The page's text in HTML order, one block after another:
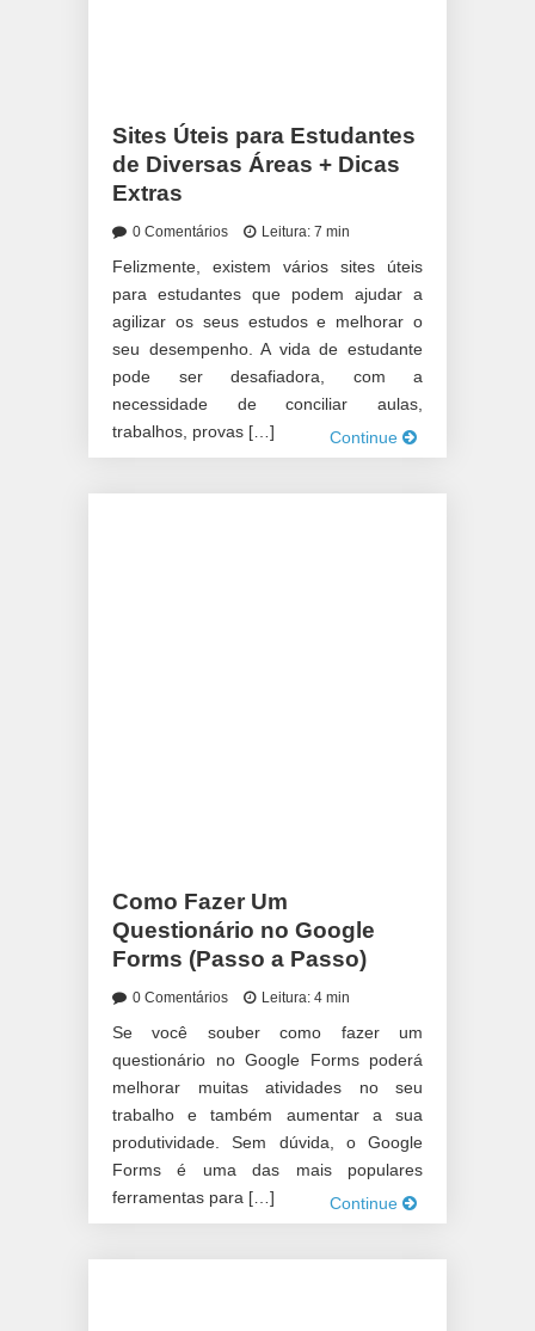
Sites Úteis para Estudantes
de Diversas Áreas + Dicas
Extras
0 Comentários Leitura: 7 min
Felizmente, existem vários sites úteis
para estudantes que podem ajudar a
agilizar os seus estudos e melhorar o
seu desempenho. A vida de estudante
pode ser desafiadora, com a
necessidade de conciliar aulas,
trabalhos, provas […]
Continue
Como Fazer Um
Questionário no Google
Forms (Passo a Passo)
0 Comentários Leitura: 4 min
Se você souber como fazer um
questionário no Google Forms poderá
melhorar muitas atividades no seu
trabalho e também aumentar a sua
produtividade. Sem dúvida, o Google
Forms é uma das mais populares
ferramentas para […]
Continue